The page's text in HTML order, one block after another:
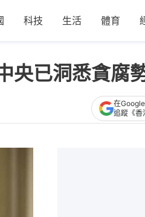
科技 生活 體育
央已洞悉貪腐
在Google
追蹤《香